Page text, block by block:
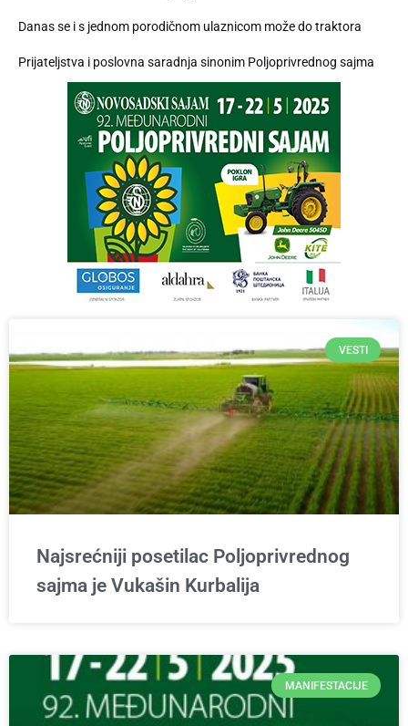
Danas se i s jednom porodičnom ulaznicom može do traktora
Prijateljstva i poslovna saradnja sinonim Poljoprivrednog sajma
VESTI
Najsrećniji posetilac Poljoprivrednog
sajma je Vukašin Kurbalija
MANIFESTACIJE